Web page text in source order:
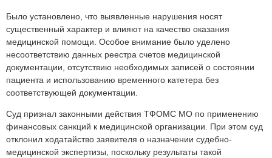
Было установлено, что выявленные нарушения носят
существенный характер и влияют на качество оказания
медицинской помощи. Особое внимание было уделено
несоответствию данных реестра счетов медицинской
документации, отсутствию необходимых записей о состоянии
пациента и использованию временного катетера без
соответствующей документации.
Суд признал законными действия ТФОМС МО по применению
финансовых санкций к медицинской организации. При этом суд
отклонил ходатайство заявителя о назначении судебно-
медицинской экспертизы, поскольку результаты такой